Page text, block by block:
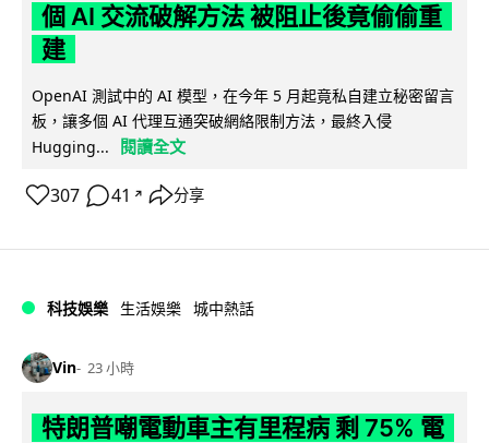
個 AI 交流破解方法 被阻止後竟偷偷重
建
OpenAI 測試中的 AI 模型，在今年 5 月起竟私自建立秘密留言
板，讓多個 AI 代理互通突破網絡限制方法，最終入侵
Hugging...
閱讀全文
307 41 ↗ 分享
科技娛樂 生活娛樂 城中熱話
Vin 23 小時
特朗普嘲電動車主有里程病 剩 75% 電